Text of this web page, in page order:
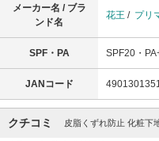
メーカー名 / ブラ
ンド名
花王 / プリ
SPF・PA SPF20・
JANコード
クチコミ 皮脂くずれ防止 化粧下